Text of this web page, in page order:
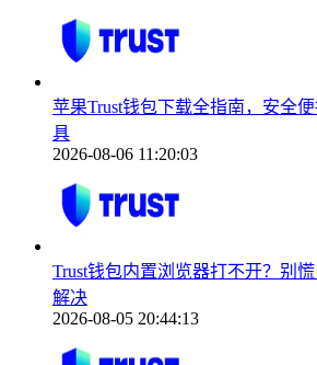
苹果Trust钱包下载全指南，安全
具
2026-08-06 11:20:03
Trust钱包内置浏览器打不开？别
解决
2026-08-05 20:44:13